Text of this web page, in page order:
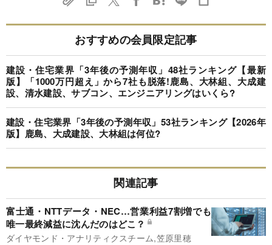
おすすめの会員限定記事
建設・住宅業界「3年後の予測年収」48社ランキング【最新
版】「1000万円超え」から7社も脱落!鹿島、大林組、大成建
設、清水建設、サブコン、エンジニアリングはいくら?
建設・住宅業界「3年後の予測年収」53社ランキング【2026年
版】鹿島、大成建設、大林組は何位?
関連記事
富士通・NTTデータ・NEC…営業利益7割増でも
唯一最終減益に沈んだのはどこ？
ダイヤモンド・アナリティクスチーム,笠原里穂